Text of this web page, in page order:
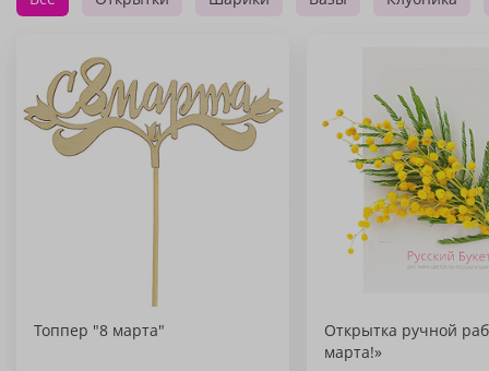
Топпер "8 марта"
Открытка ручной
марта!»